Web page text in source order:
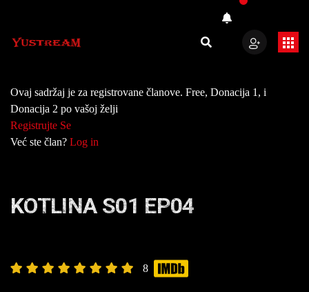
Ovaj sadržaj je za registrovane članove. Free, Donacija 1, i
Donacija 2 po vašoj želji
Registrujte Se
Već ste član? Log in
KOTLINA S01 EP04
8